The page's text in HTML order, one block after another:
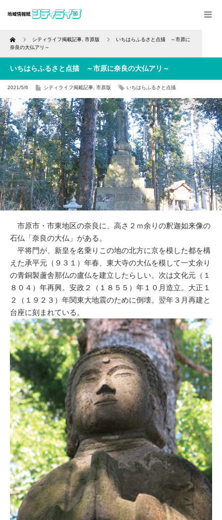
Home シティライフ掲載記事 市原版
いちはらふるさと点描 ～市原に
奈良の大仏アリ～
いちはらふるさと点描 ～市原に奈良の大仏アリ～
2021/5/6 シティライフ掲載記事 市原版 いちはらふるさと点描
市原市・市東地区の奈良に、高さ２ｍ余りの釈迦如来像の
石仏「奈良の大仏」がある。
平将門が、新皇を名乗りこの地の北方に京を模した都を構
えた承平元（９３１）年春、東大寺の大仏を模して一丈余り
の青銅製蘆舎那仏の盧仏を建立したらしい。次は文化元（１
８０４）年再興。安政２（１８５５）年１０月造立。大正１
２（１９２３）年関東大地震のために倒壊。翌年３月再建と
台座に刻まれている。